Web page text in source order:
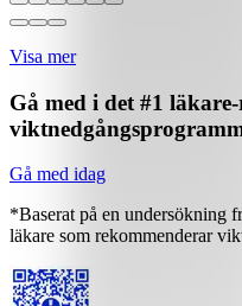
Visa mer
Gå med i det #1
Gå med idag
*Baserat på en undersökning
läkare som rekommenderar